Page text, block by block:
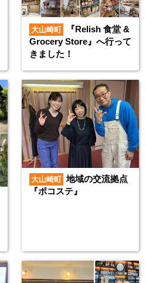
大山崎町
『Relish 食堂 &
Grocery Store』へ行って
きました！
大山崎町 地域の交流拠点
『ポコステ』